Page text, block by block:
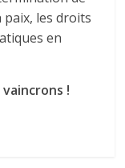
les droits
en
!